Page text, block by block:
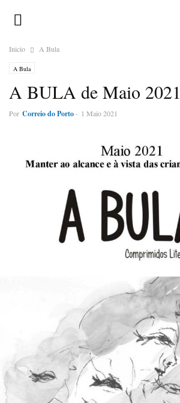
Inicio A Bula
A Bula
A BULA de Maio 2021
Por Correio do Porto- 1 Maio 2021